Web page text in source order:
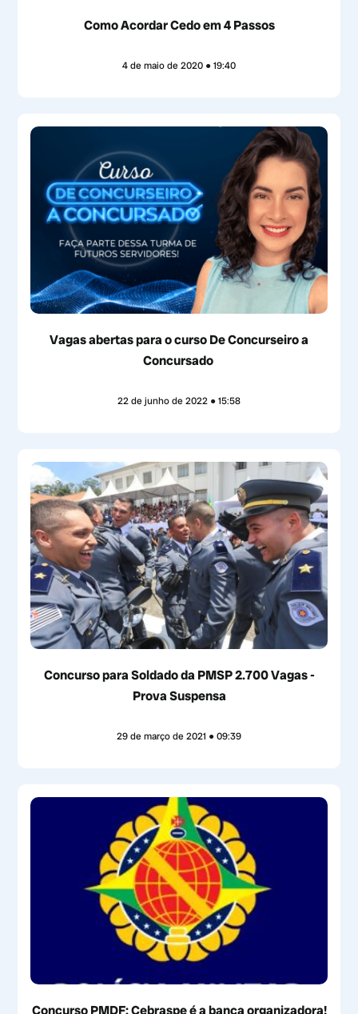
Como Acordar Cedo em 4 Passos
4 de maio de 2020 19:40
Vagas abertas para o curso De Concurseiro a
Concursado
22 de junho de 2022 15:58
Concurso para Soldado da PMSP 2.700 Vagas -
Prova Suspensa
29 de março de 2021 09:39
Concurso PMDF: Cebraspe é a banca organizadora!